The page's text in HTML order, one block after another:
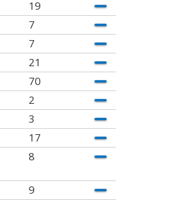
19
7
7
21
70
2
3
17
8
9